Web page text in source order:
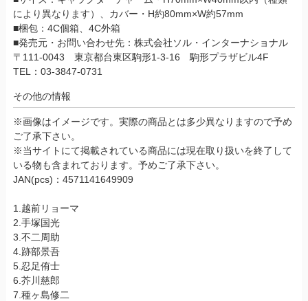
により異なります）、カバー・H約80mm×W約57mm
■梱包：4C個箱、4C外箱
■発売元・お問い合わせ先：株式会社ソル・インターナショナル
〒111-0043 東京都台東区駒形1-3-16 駒形プラザビル4F
TEL：03-3847-0731
その他の情報
※画像はイメージです。実際の商品とは多少異なりますので予め
ご了承下さい。
※当サイトにて掲載されている商品には現在取り扱いを終了して
いる物も含まれております。予めご了承下さい。
JAN(pcs)：4571141649909
1.越前リョーマ
2.手塚国光
3.不二周助
4.跡部景吾
5.忍足侑士
6.芥川慈郎
7.種ヶ島修二